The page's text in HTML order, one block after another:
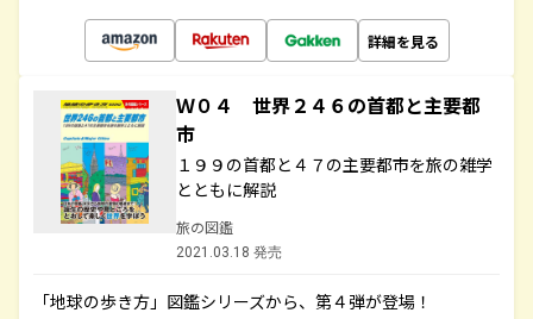
詳細を見る
Ｗ０４ 世界２４６の首都と主要都
市
１９９の首都と４７の主要都市を旅の雑学
とともに解説
旅の図鑑
2021.03.18 発売
「地球の歩き方」図鑑シリーズから、第４弾が登場！